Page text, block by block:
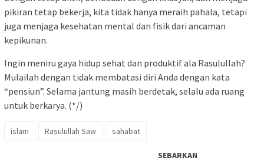
pikiran tetap bekerja, kita tidak hanya meraih pahala, tetapi
juga menjaga kesehatan mental dan fisik dari ancaman
kepikunan.
Ingin meniru gaya hidup sehat dan produktif ala Rasulullah?
Mulailah dengan tidak membatasi diri Anda dengan kata
“pensiun”. Selama jantung masih berdetak, selalu ada ruang
untuk berkarya. (*/)
islam Rasulullah Saw sahabat
SEBARKAN